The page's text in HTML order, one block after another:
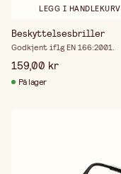
LEGG I HANDLEKURV
Beskyttelsesbriller
Godkjent iflg EN 166:2001.
159,00 kr
På lager